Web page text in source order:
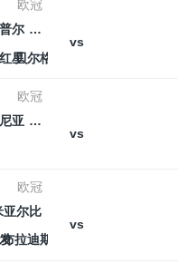
欧冠
贝尔谢巴夏普尔
vs
贝尔格莱德红星
欧冠
阿拉特亚美尼亚
vs
欧冠
亚尔比
vs
布拉迪斯拉发